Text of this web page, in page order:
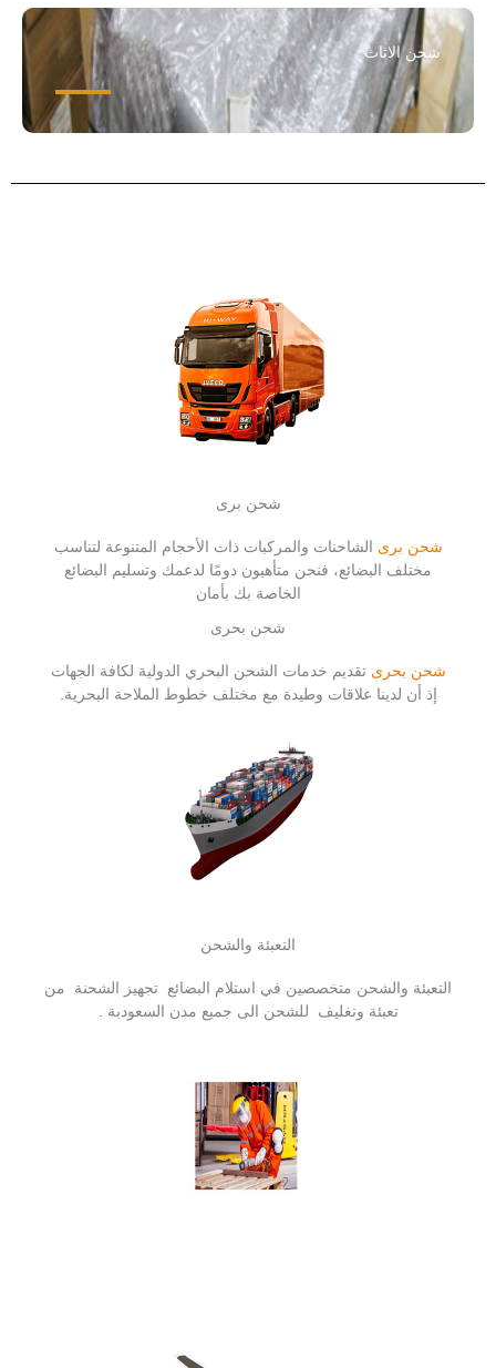
شحن الاثاث
شحن برى
شحن برى الشاحنات والمركبات ذات الأحجام المتنوعة لتناسب
مختلف البضائع، فنحن متأهبون دومًا لدعمك وتسليم البضائع
الخاصة بك بأمان
شحن بحرى
شحن بحرى تقديم خدمات الشحن البحري الدولية لكافة الجهات
إذ أن لدينا علاقات وطيدة مع مختلف خطوط الملاحة البحرية.
التعبئة والشحن
التعبئة والشحن متخصصين في استلام البضائع تجهيز الشحنة من
تعبئة وتغليف للشحن الى جميع مدن السعودبة .